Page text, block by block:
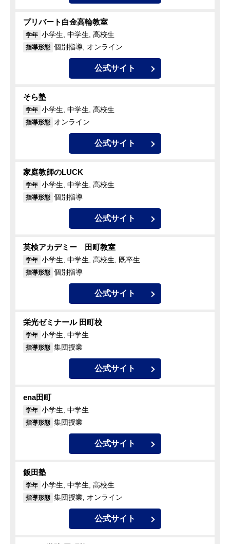
プリバート白金高輪教室
学年 小学生, 中学生, 高校生
指導形態 個別指導, オンライン
公式サイト
そら塾
学年 小学生, 中学生, 高校生
指導形態 オンライン
公式サイト
家庭教師のLUCK
学年 小学生, 中学生, 高校生
指導形態 個別指導
公式サイト
英検アカデミー 田町教室
学年 小学生, 中学生, 高校生, 既卒生
指導形態 個別指導
公式サイト
栄光ゼミナール 田町校
学年 小学生, 中学生
指導形態 集団授業
公式サイト
ena田町
学年 小学生, 中学生
指導形態 集団授業
公式サイト
飯田塾
学年 小学生, 中学生, 高校生
指導形態 集団授業, オンライン
公式サイト